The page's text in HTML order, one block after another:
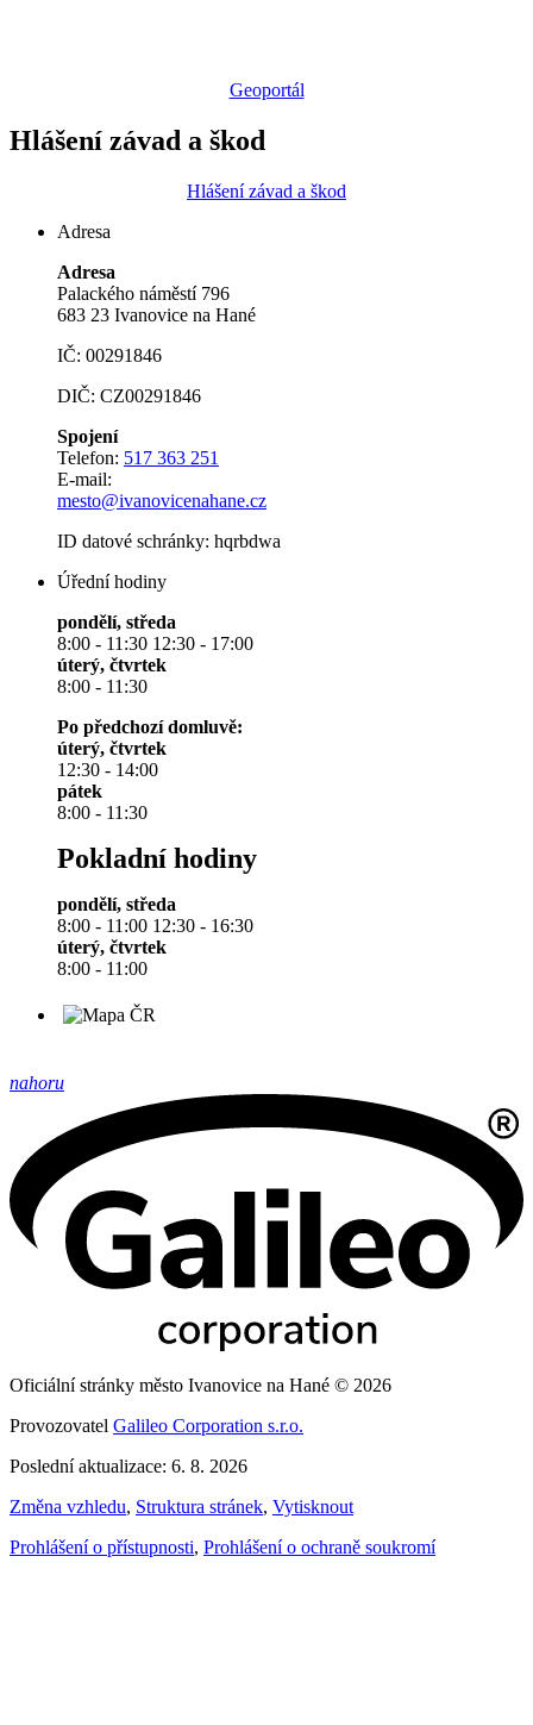
Geoportál
Hlášení závad a škod
Hlášení závad a škod
Adresa
Adresa
Palackého náměstí 796
683 23 Ivanovice na Hané
IČ: 00291846
DIČ: CZ00291846
Spojení
Telefon: 517 363 251
E-mail:
mesto@ivanovicenahane.cz
ID datové schránky: hqrbdwa
Úřední hodiny
pondělí, středa
8:00 - 11:30 12:30 - 17:00
úterý, čtvrtek
8:00 - 11:30
Po předchozí domluvě:
úterý, čtvrtek
12:30 - 14:00
pátek
8:00 - 11:30
Pokladní hodiny
pondělí, středa
8:00 - 11:00 12:30 - 16:30
úterý, čtvrtek
8:00 - 11:00
nahoru
Oficiální stránky město Ivanovice na Hané © 2026
Provozovatel Galileo Corporation s.r.o.
Poslední aktualizace: 6. 8. 2026
Změna vzhledu, Struktura stránek, Vytisknout
Prohlášení o přístupnosti, Prohlášení o ochraně soukromí